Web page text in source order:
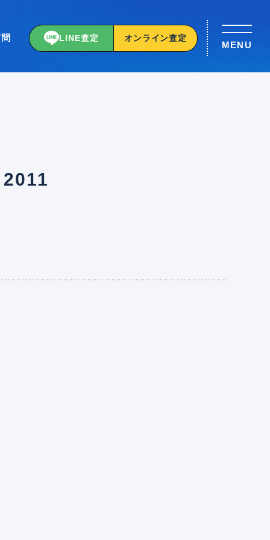
LINE査定 オンライン査定
MENU